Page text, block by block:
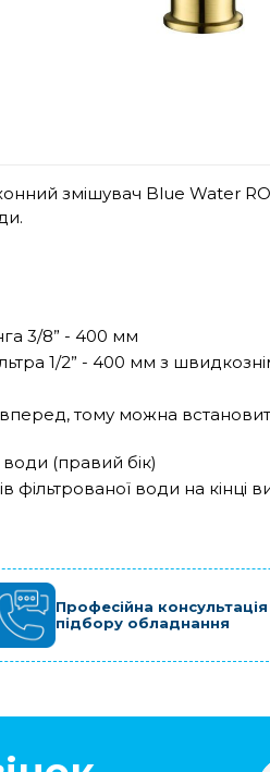
змішувач Blue Water
3/8” - 400 мм
1/2” - 400 мм з
тому можна
води (правий бік)
фільтрованої води на кінці
Професійна
підбору обладнання